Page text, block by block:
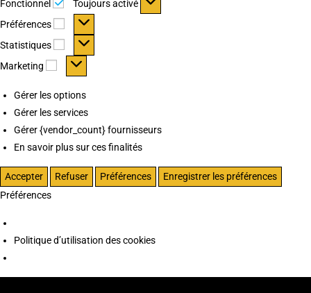
Fonctionnel
Toujours activé
Préférences
Préférences
Statistiques Statistiques
Marketing Marketing
Gérer les options
Gérer les services
Gérer {vendor_count} fournisseurs
En savoir plus sur ces finalités
Accepter Refuser Préférences
Enregistrer les préférences
Préférences
Politique d’utilisation des cookies